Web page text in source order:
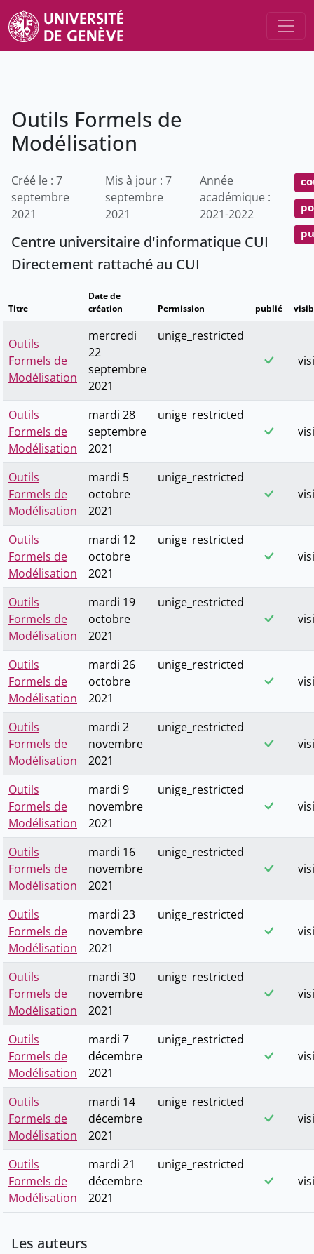
Outils Formels de
Modélisation
Créé le : 7
septembre
2021
Mis à jour : 7
septembre
2021
Année
académique :
2021-2022
Centre universitaire d'informatique CUI
Directement rattaché au CUI
Titre
Date de
création
Permission publié
Outils
Formels de
Modélisation
mercredi
22
septembre
2021
unige_restricted
Outils
Formels de
Modélisation
mardi 28
septembre
2021
unige_restricted
Outils
Formels de
Modélisation
mardi 5
octobre
2021
unige_restricted
Outils
Formels de
Modélisation
mardi 12
octobre
2021
unige_restricted
Outils
Formels de
Modélisation
mardi 19
octobre
2021
unige_restricted
Outils
Formels de
Modélisation
mardi 26
octobre
2021
unige_restricted
Outils
Formels de
Modélisation
mardi 2
novembre
2021
unige_restricted
Outils
Formels de
Modélisation
mardi 9
novembre
2021
unige_restricted
Outils
Formels de
Modélisation
mardi 16
novembre
2021
unige_restricted
Outils
Formels de
Modélisation
mardi 23
novembre
2021
unige_restricted
Outils
Formels de
Modélisation
mardi 30
novembre
2021
unige_restricted
Outils
Formels de
Modélisation
mardi 7
décembre
2021
unige_restricted
Outils
Formels de
Modélisation
mardi 14
décembre
2021
unige_restricted
Outils
Formels de
Modélisation
mardi 21
décembre
2021
unige_restricted
Les auteurs